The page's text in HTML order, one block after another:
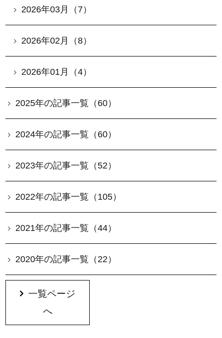
2026年03月（7）
2026年02月（8）
2026年01月（4）
2025年の記事一覧（60）
2024年の記事一覧（60）
2023年の記事一覧（52）
2022年の記事一覧（105）
2021年の記事一覧（44）
2020年の記事一覧（22）
一覧ページ
へ